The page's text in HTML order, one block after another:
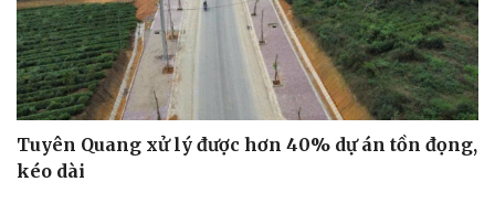
Du lịch
Tuyên Quang xử lý được hơn 40% dự án tồn đọng,
kéo dài